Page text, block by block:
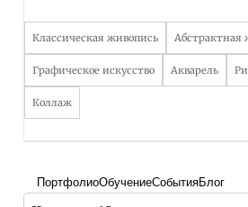
Классическая живопись Абстрактная
Графическое искусство Акварель
Коллаж
ПортфолиоОбучениеСобытияБлог